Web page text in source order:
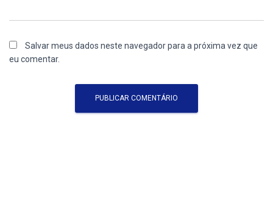
Salvar meus dados neste navegador para a próxima vez que
eu comentar.